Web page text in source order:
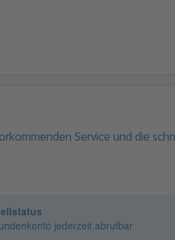
Service und die
jederzeit abrufbar